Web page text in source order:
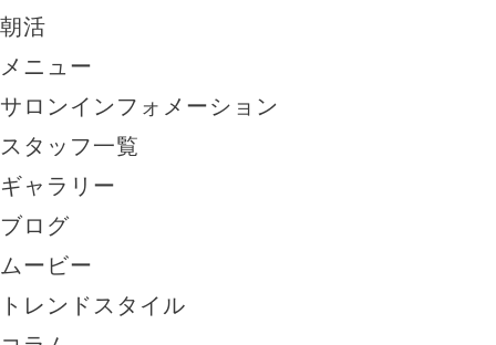
朝活
メニュー
サロンインフォメーション
スタッフ一覧
ギャラリー
ブログ
ムービー
トレンドスタイル